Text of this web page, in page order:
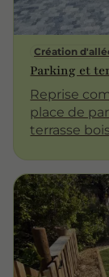
Création
Parking et
Reprise
place de
terrasse